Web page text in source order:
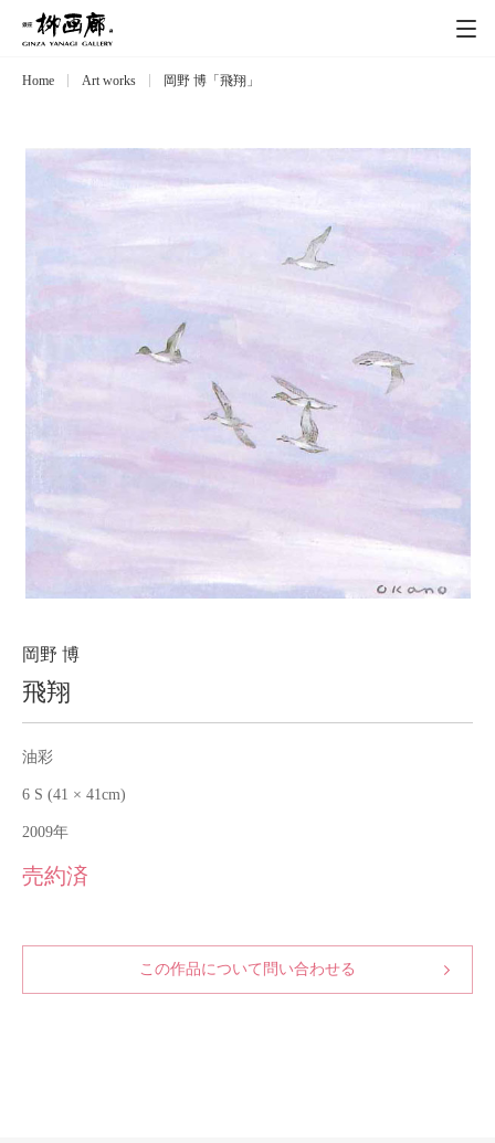
Exhibitions
Event
Catalog カタログ
Schedule
About 会社案内
Contact
Purchase assessment
Home Art works 岡野 博「飛翔」
岡野 博
飛翔
油彩
6 S (41 × 41cm)
2009年
売約済
この作品について問い合わせる